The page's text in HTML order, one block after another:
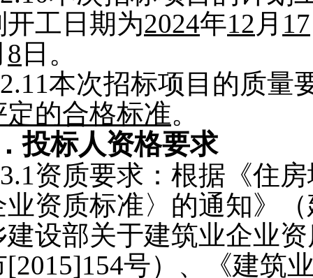
开工日期为2024年12 月 17
8 日。
2.11本次招标项目的质量
定的合格标准。
投标人资格要求
3.1资质要求： 根据《住
业资质标准〉的通知》
建设部关于建筑业企业
[2015]154号）、《建筑